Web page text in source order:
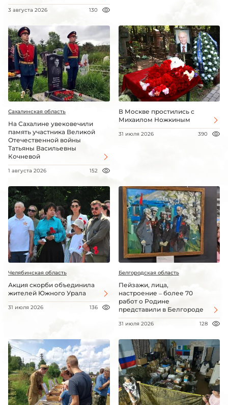
3 августа 2026 130
Сахалинская область
На Сахалине увековечили
память участника Великой
Отечественной войны
Татьяны Васильевны
Кочневой
1 августа 2026 152
В Москве простились с
Михаилом Ножкиным
31 июля 2026 390
Челябинская область
Акция скорби объединила
жителей Южного Урала
31 июля 2026 136
Белгородская область
Пейзажи, лица,
настроение – более 70
работ о Родине
представили в Белгороде
31 июля 2026 128